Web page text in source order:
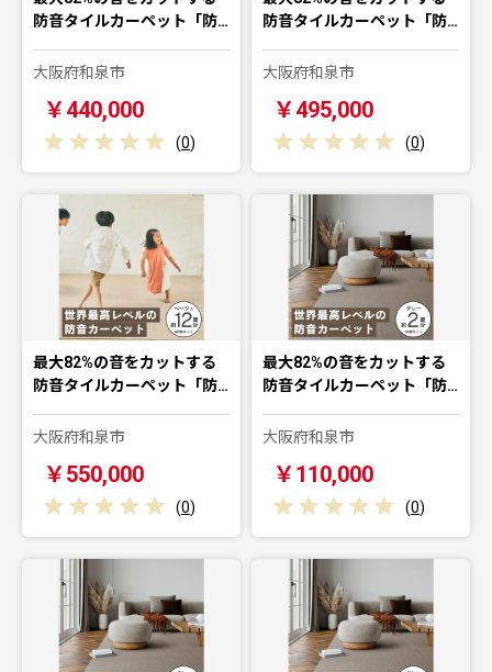
防音タイルカーペット「防…
大阪府和泉市
￥440,000
(0)
防音タイルカーペット「防…
大阪府和泉市
￥495,000
(0)
最大82%の音をカットする
防音タイルカーペット「防…
大阪府和泉市
￥550,000
(0)
最大82%の音をカットする
防音タイルカーペット「防…
大阪府和泉市
￥110,000
(0)